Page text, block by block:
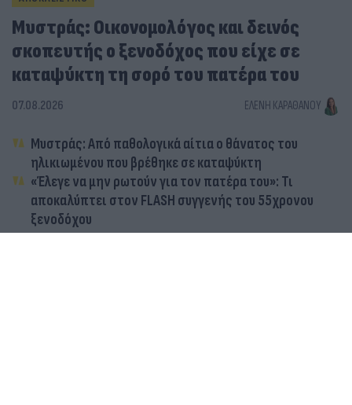
Μυστράς: Οικονομολόγος και δεινός
σκοπευτής ο ξενοδόχος που είχε σε
καταψύκτη τη σορό του πατέρα του
07.08.2026 ΕΛΈΝΗ ΚΑΡΑΘΆΝΟΥ
Μυστράς: Από παθολογικά αίτια ο θάνατος του
ηλικιωμένου που βρέθηκε σε καταψύκτη
«Έλεγε να μην ρωτούν για τον πατέρα του»: Τι
αποκαλύπτει στον FLASH συγγενής του 55χρονου
ξενοδόχου